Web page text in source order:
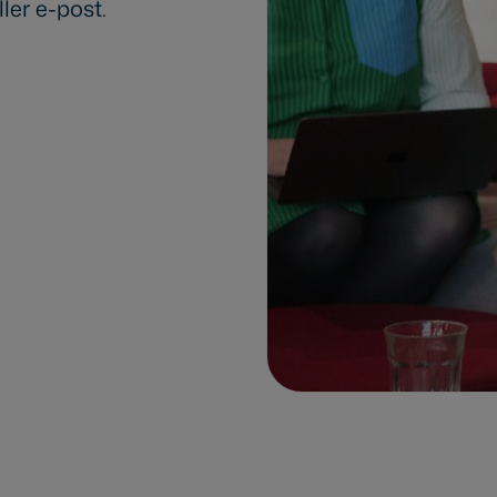
e-post.